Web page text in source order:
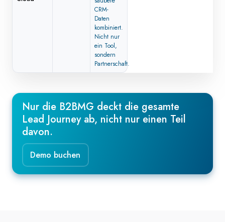
CRM-
Daten
kombiniert.
Nicht nur
ein Tool,
sondern
Partnerschaft.
Nur die B2BMG deckt die gesamte
Lead Journey ab, nicht nur einen Teil
davon.
Demo buchen